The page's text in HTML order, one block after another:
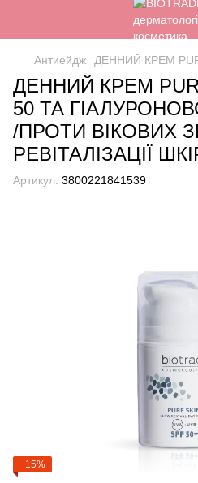
Антиейдж ДЕННИЙ КРЕМ
ДЕННИЙ КРЕМ
50 ТА
/ПРОТИ ВІКОВИХ
РЕВІТАЛІЗАЦІЇ
Артикул: 3800221841539
−15%